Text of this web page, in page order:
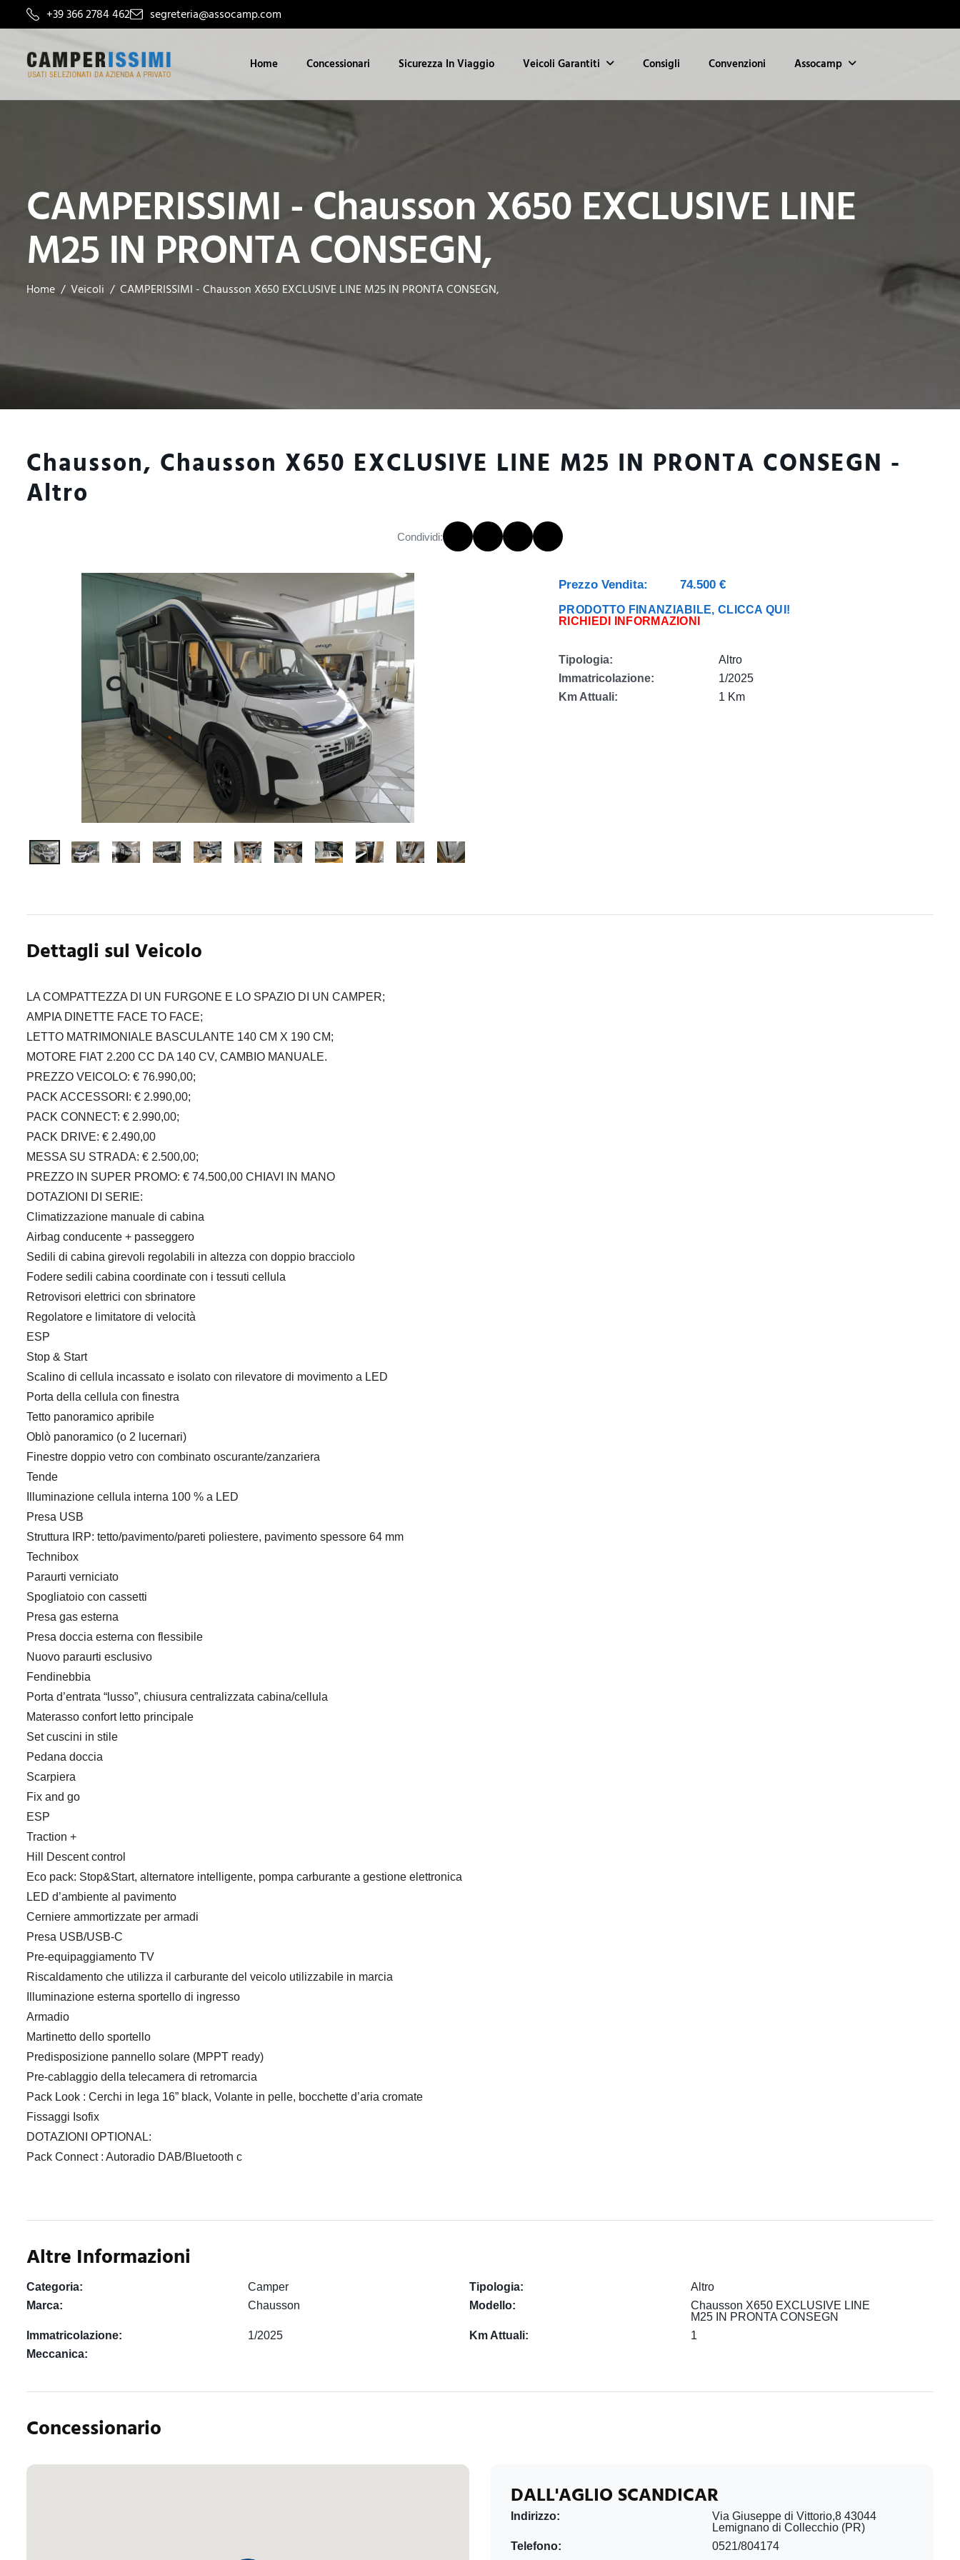
+39 366 2784 462 segreteria@assocamp.com
Home Concessionari Sicurezza In Viaggio Veicoli Garantiti Consigli Convenzioni Assocamp
CAMPERISSIMI - Chausson X650 EXCLUSIVE LINE
M25 IN PRONTA CONSEGN,
Home Veicoli CAMPERISSIMI - Chausson X650 EXCLUSIVE LINE M25 IN PRONTA CONSEGN,
Chausson, Chausson X650 EXCLUSIVE LINE M25 IN PRONTA CONSEGN -
Altro
Condividi:
Prezzo Vendita: 74.500 €
PRODOTTO FINANZIABILE, CLICCA QUI!
RICHIEDI INFORMAZIONI
Tipologia:
Altro
Immatricolazione:
1/2025
Km Attuali:
1 Km
Dettagli sul Veicolo
LA COMPATTEZZA DI UN FURGONE E LO SPAZIO DI UN CAMPER;
AMPIA DINETTE FACE TO FACE;
LETTO MATRIMONIALE BASCULANTE 140 CM X 190 CM;
MOTORE FIAT 2.200 CC DA 140 CV, CAMBIO MANUALE.
PREZZO VEICOLO: € 76.990,00;
PACK ACCESSORI: € 2.990,00;
PACK CONNECT: € 2.990,00;
PACK DRIVE: € 2.490,00
MESSA SU STRADA: € 2.500,00;
PREZZO IN SUPER PROMO: € 74.500,00 CHIAVI IN MANO
DOTAZIONI DI SERIE:
Climatizzazione manuale di cabina
Airbag conducente + passeggero
Sedili di cabina girevoli regolabili in altezza con doppio bracciolo
Fodere sedili cabina coordinate con i tessuti cellula
Retrovisori elettrici con sbrinatore
Regolatore e limitatore di velocità
ESP
Stop & Start
Scalino di cellula incassato e isolato con rilevatore di movimento a LED
Porta della cellula con finestra
Tetto panoramico apribile
Oblò panoramico (o 2 lucernari)
Finestre doppio vetro con combinato oscurante/zanzariera
Tende
Illuminazione cellula interna 100 % a LED
Presa USB
Struttura IRP: tetto/pavimento/pareti poliestere, pavimento spessore 64 mm
Technibox
Paraurti verniciato
Spogliatoio con cassetti
Presa gas esterna
Presa doccia esterna con flessibile
Nuovo paraurti esclusivo
Fendinebbia
Porta d’entrata “lusso”, chiusura centralizzata cabina/cellula
Materasso confort letto principale
Set cuscini in stile
Pedana doccia
Scarpiera
Fix and go
ESP
Traction +
Hill Descent control
Eco pack: Stop&Start, alternatore intelligente, pompa carburante a gestione elettronica
LED d’ambiente al pavimento
Cerniere ammortizzate per armadi
Presa USB/USB-C
Pre-equipaggiamento TV
Riscaldamento che utilizza il carburante del veicolo utilizzabile in marcia
Illuminazione esterna sportello di ingresso
Armadio
Martinetto dello sportello
Predisposizione pannello solare (MPPT ready)
Pre-cablaggio della telecamera di retromarcia
Pack Look : Cerchi in lega 16” black, Volante in pelle, bocchette d’aria cromate
Fissaggi Isofix
DOTAZIONI OPTIONAL:
Pack Connect : Autoradio DAB/Bluetooth c
Altre Informazioni
Categoria: Camper Tipologia:
Altro
Marca:
Chausson Modello:
Chausson X650 EXCLUSIVE LINE
M25 IN PRONTA CONSEGN
Immatricolazione:
1/2025 Km Attuali:
1
Meccanica:
Concessionario
DALL'AGLIO SCANDICAR
Indirizzo:
Via Giuseppe di Vittorio,8 43044
Lemignano di Collecchio (PR)
Telefono:
0521/804174